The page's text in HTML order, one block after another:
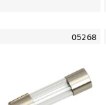
05268